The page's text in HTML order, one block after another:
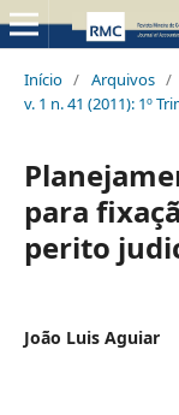
Início / Arquivos /
v. 1 n. 41 (2011): 1º
para
perito
João Luis Aguiar